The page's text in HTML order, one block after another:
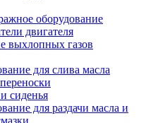
оборудование
двигателя
выхлопных газов
для слива масла
сиденья
для раздачи масла и